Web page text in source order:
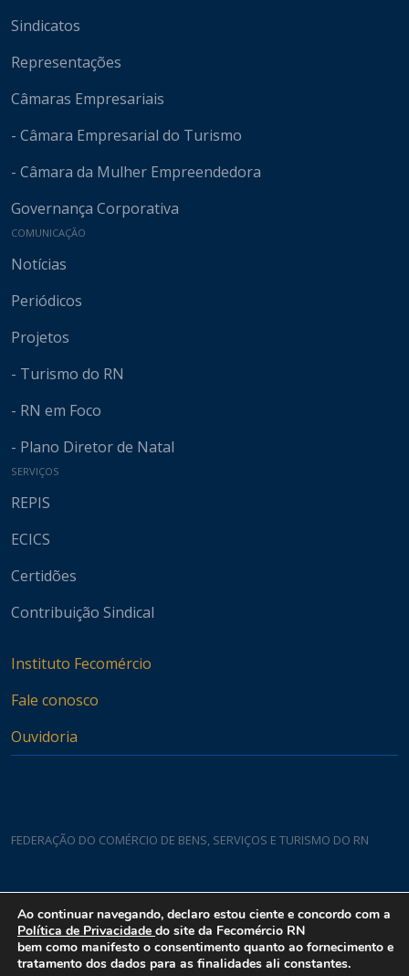
Sindicatos
Representações
Câmaras Empresariais
- Câmara Empresarial do Turismo
- Câmara da Mulher Empreendedora
Governança Corporativa
COMUNICAÇÃO
Notícias
Periódicos
Projetos
- Turismo do RN
- RN em Foco
- Plano Diretor de Natal
SERVIÇOS
REPIS
ECICS
Certidões
Contribuição Sindical
Instituto Fecomércio
Fale conosco
Ouvidoria
FEDERAÇÃO DO COMÉRCIO DE BENS, SERVIÇOS E TURISMO DO RN
Rua Padre João Damasceno, 1935 - Lagoa Nova CEP 59075-760
Ao continuar navegando, declaro estou ciente e concordo com a
Política de Privacidade do site da Fecomércio RN
bem como manifesto o consentimento quanto ao fornecimento e
tratamento dos dados para as finalidades ali constantes.